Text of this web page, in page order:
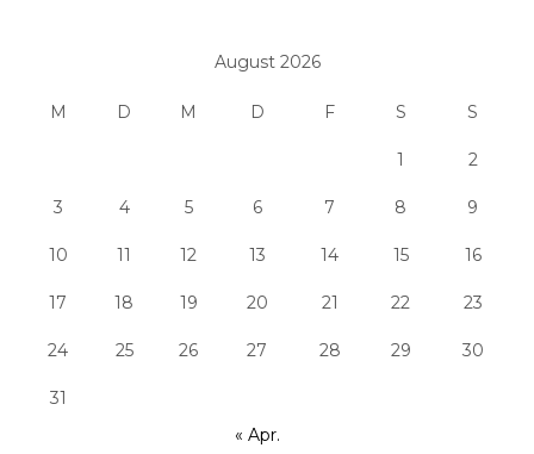
August 2026
M D M D F S S
1 2
3 4 5 6 7 8 9
10 11 12 13 14 15 16
17 18 19 20 21 22 23
24 25 26 27 28 29 30
31
« Apr.